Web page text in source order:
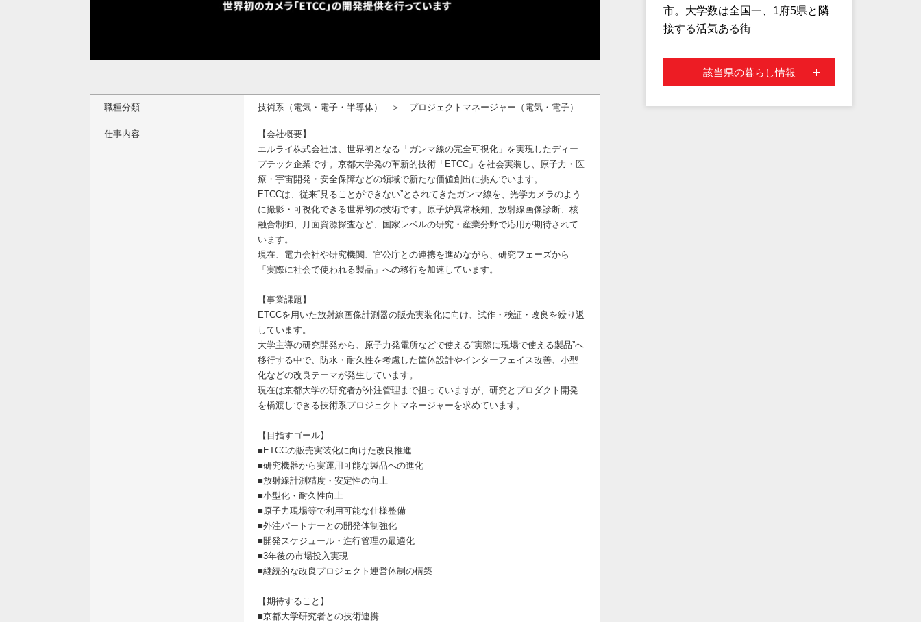
職種分類 技術系（電気・電子・半導体） ＞ プロジェクトマネージャー（電気・電子）
仕事内容
【会社概要】
エルライ株式会社は、世界初となる「ガンマ線の完全可視化」を実現したディー
プテック企業です。京都大学発の革新的技術「ETCC」を社会実装し、原子力・医
療・宇宙開発・安全保障などの領域で新たな価値創出に挑んでいます。
ETCCは、従来“見ることができない”とされてきたガンマ線を、光学カメラのよう
に撮影・可視化できる世界初の技術です。原子炉異常検知、放射線画像診断、核
融合制御、月面資源探査など、国家レベルの研究・産業分野で応用が期待されて
います。
現在、電力会社や研究機関、官公庁との連携を進めながら、研究フェーズから
「実際に社会で使われる製品」への移行を加速しています。
【事業課題】
ETCCを用いた放射線画像計測器の販売実装化に向け、試作・検証・改良を繰り返
しています。
大学主導の研究開発から、原子力発電所などで使える“実際に現場で使える製品”へ
移行する中で、防水・耐久性を考慮した筐体設計やインターフェイス改善、小型
化などの改良テーマが発生しています。
現在は京都大学の研究者が外注管理まで担っていますが、研究とプロダクト開発
を橋渡しできる技術系プロジェクトマネージャーを求めています。
【目指すゴール】
■ETCCの販売実装化に向けた改良推進
■研究機器から実運用可能な製品への進化
■放射線計測精度・安定性の向上
■小型化・耐久性向上
■原子力現場等で利用可能な仕様整備
■外注パートナーとの開発体制強化
■開発スケジュール・進行管理の最適化
■3年後の市場投入実現
■継続的な改良プロジェクト運営体制の構築
【期待すること】
■京都大学研究者との技術連携
市。大学数は全国一、1府5県と隣
接する活気ある街
該当県の暮らし情報